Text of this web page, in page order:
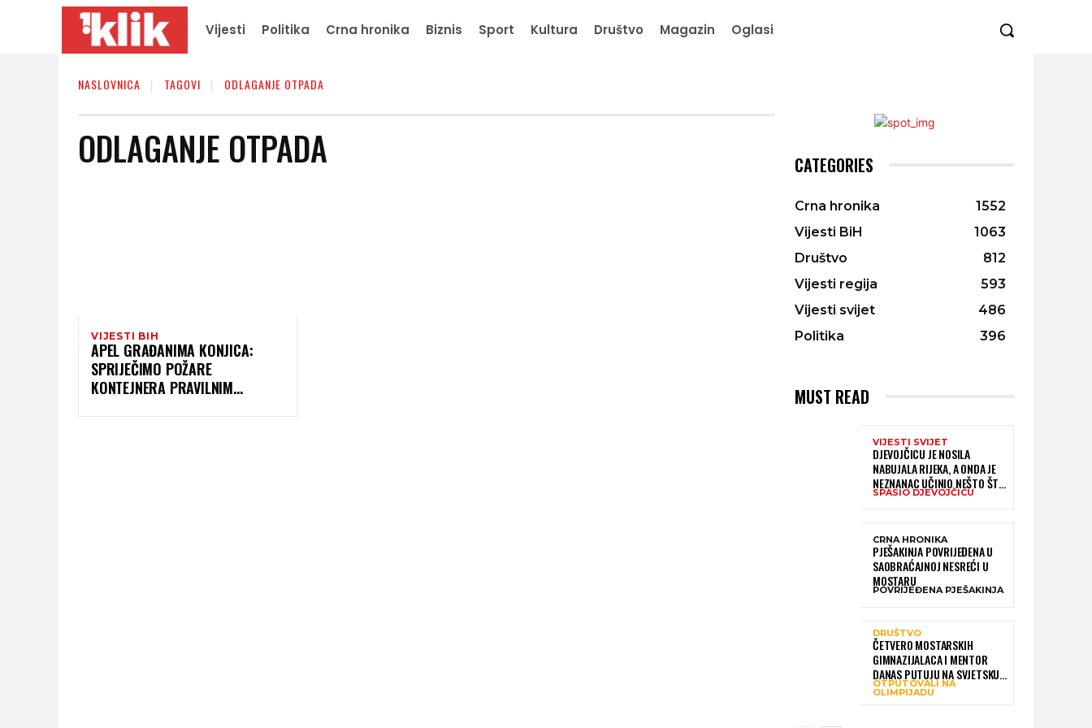
Vijesti Politika Crna hronika Biznis Sport Kultura Društvo Magazin Oglasi
NASLOVNICA TAGOVI ODLAGANJE OTPADA
ODLAGANJE OTPADA
VIJESTI BIH
APEL GRAĐANIMA KONJICA:
SPRIJEČIMO POŽARE
KONTEJNERA PRAVILNIM
CATEGORIES
Crna hronika
1552
Vijesti BiH
1063
Društvo
812
Vijesti regija
593
Vijesti svijet
486
Politika
396
MUST READ
VIJESTI SVIJET
DJEVOJČICU JE NOSILA
NABUJALA RIJEKA, A ONDA JE
NEZNANAC UČINIO NEŠTO ŠTO
JE MNOGE OSTAVILO BEZ RIJEČI
SPASIO DJEVOJČICU
CRNA HRONIKA
PJEŠAKINJA POVRIJEĐENA U
SAOBRAĆAJNOJ NESREĆI U
MOSTARU
POVRIJEĐENA PJEŠAKINJA
DRUŠTVO
ČETVERO MOSTARSKIH
GIMNAZIJALACA I MENTOR
DANAS PUTUJU NA SVJETSKU
OLIMPIJADU IZ AI:
OTPUTOVALI NA
OLIMPIJADU